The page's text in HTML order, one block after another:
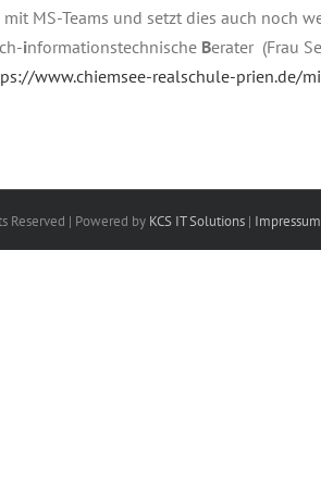
MS-Teams und setzt dies auch noch
informationstechnische Berater (Frau
www.chiemsee-realschule-prien.de/
Reserved | Powered by KCS IT Solutions | Impressum